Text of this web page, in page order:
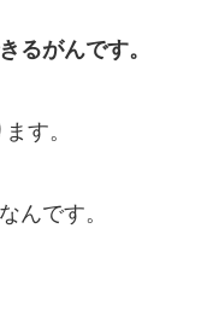
るがんです。
す。
んです。